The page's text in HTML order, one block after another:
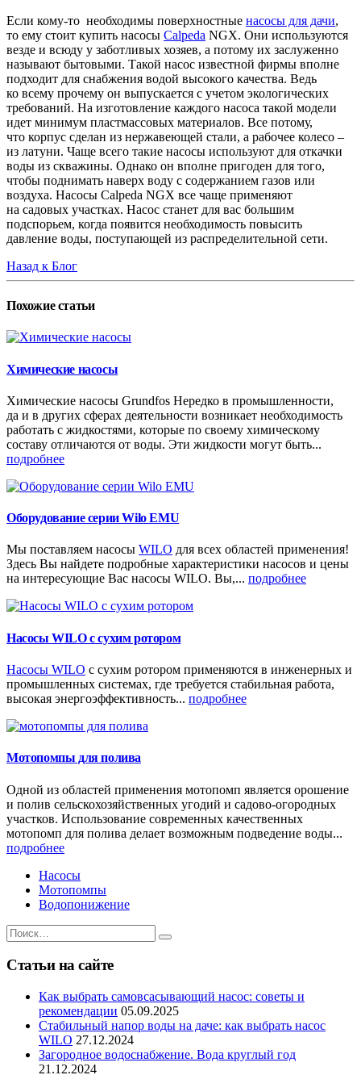
Если кому-то необходимы поверхностные насосы для дачи,
то ему стоит купить насосы Calpeda NGX. Они используются
везде и всюду у заботливых хозяев, а потому их заслуженно
называют бытовыми. Такой насос известной фирмы вполне
подходит для снабжения водой высокого качества. Ведь
ко всему прочему он выпускается с учетом экологических
требований. На изготовление каждого насоса такой модели
идет минимум пластмассовых материалов. Все потому,
что корпус сделан из нержавеющей стали, а рабочее колесо –
из латуни. Чаще всего такие насосы используют для откачки
воды из скважины. Однако он вполне пригоден для того,
чтобы поднимать наверх воду с содержанием газов или
воздуха. Насосы Calpeda NGX все чаще применяют
на садовых участках. Насос станет для вас большим
подспорьем, когда появится необходимость повысить
давление воды, поступающей из распределительной сети.
Назад к Блог
Похожиестатьи
Химические насосы
Химические насосы Grundfos Нередко в промышленности,
да и в других сферах деятельности возникает необходимость
работать с жидкостями, которые по своему химическому
составу отличаются от воды. Эти жидкости могут быть...
подробнее
Оборудование серии Wilo EMU
Мы поставляем насосы WILO для всех областей применения!
Здесь Вы найдете подробные характеристики насосов и цены
на интересующие Вас насосы WILO. Вы,... подробнее
Насосы WILO с сухим ротором
Насосы WILO с сухим ротором применяются в инженерных и
промышленных системах, где требуется стабильная работа,
высокая энергоэффективность... подробнее
Мотопомпы для полива
Одной из областей применения мотопомп является орошение
и полив сельскохозяйственных угодий и садово-огородных
участков. Использование современных качественных
мотопомп для полива делает возможным подведение воды...
подробнее
Насосы
Мотопомпы
Водопонижение
Статьи на сайте
Как выбрать самовсасывающий насос: советы и
рекомендации 05.09.2025
Стабильный напор воды на даче: как выбрать насос
WILO 27.12.2024
Загородное водоснабжение. Вода круглый год
21.12.2024